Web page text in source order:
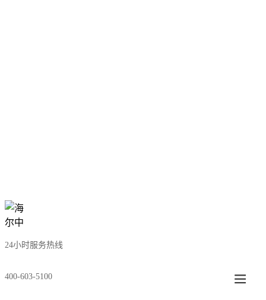
24小时服务热线
400-603-5100